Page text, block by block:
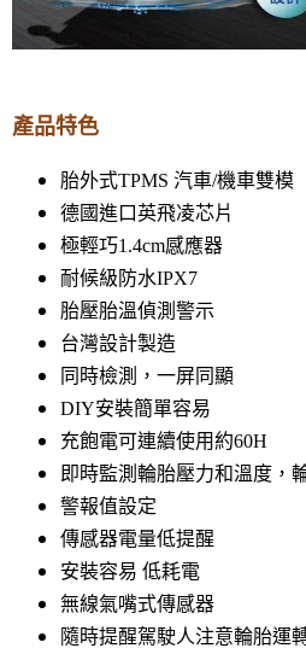
產品特色
胎外式TPMS 汽車/機車雙模
德國進口英飛凌芯片
極輕巧1.4cm感應器
耐候級防水IPX7
胎壓胎溫偵測警示
台灣設計製造
同時檢測，一屏同顯
DIY安裝簡單容易
充飽電可連續使用約60H
即時監測輪胎壓力和溫度，
警報值設定
傳感器電量低提醒
安裝容易 低耗電
無線氣嘴式傳感器
隨時提醒駕駛人注意輪胎運